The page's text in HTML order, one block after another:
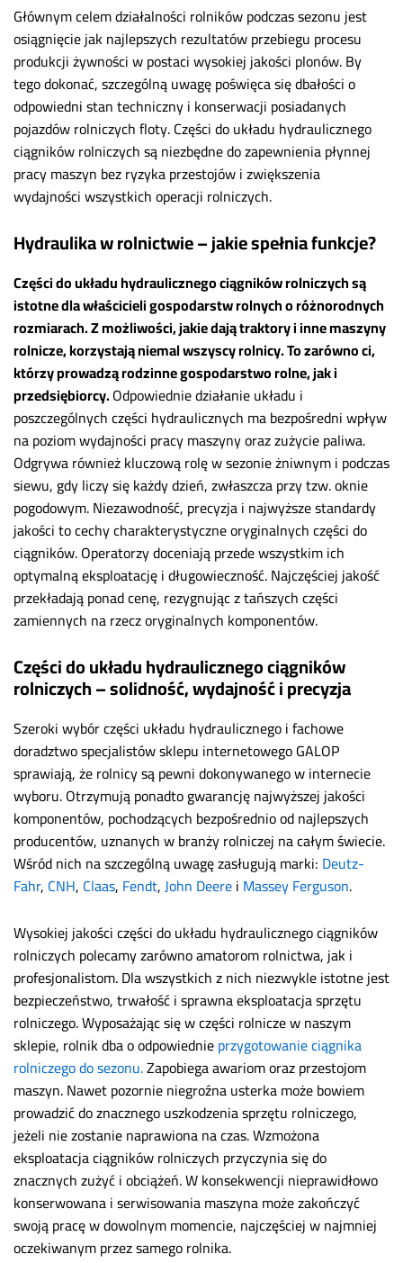
Głównym celem działalności rolników podczas sezonu jest
osiągnięcie jak najlepszych rezultatów przebiegu procesu
produkcji żywności w postaci wysokiej jakości plonów. By
tego dokonać, szczególną uwagę poświęca się dbałości o
odpowiedni stan techniczny i konserwacji posiadanych
pojazdów rolniczych floty. Części do układu hydraulicznego
ciągników rolniczych są niezbędne do zapewnienia płynnej
pracy maszyn bez ryzyka przestojów i zwiększenia
wydajności wszystkich operacji rolniczych.
Hydraulika w rolnictwie – jakie spełnia funkcje?
Części do układu hydraulicznego ciągników rolniczych są
istotne dla właścicieli gospodarstw rolnych o różnorodnych
rozmiarach. Z możliwości, jakie dają traktory i inne maszyny
rolnicze, korzystają niemal wszyscy rolnicy. To zarówno ci,
którzy prowadzą rodzinne gospodarstwo rolne, jak i
przedsiębiorcy.Odpowiednie działanie układu i
poszczególnych części hydraulicznych ma bezpośredni wpływ
na poziom wydajności pracy maszyny oraz zużycie paliwa.
Odgrywa również kluczową rolę w sezonie żniwnym i podczas
siewu, gdy liczy się każdy dzień, zwłaszcza przy tzw. oknie
pogodowym. Niezawodność, precyzja i najwyższe standardy
jakości to cechy charakterystyczne oryginalnych części do
ciągników. Operatorzy doceniają przede wszystkim ich
optymalną eksploatację i długowieczność. Najczęściej jakość
przekładają ponad cenę, rezygnując z tańszych części
zamiennych na rzecz oryginalnych komponentów.
Części do układu hydraulicznego ciągników
rolniczych – solidność, wydajność i precyzja
Szeroki wybór części układu hydraulicznego i fachowe
doradztwo specjalistów sklepu internetowego GALOP
sprawiają, że rolnicy są pewni dokonywanego w internecie
wyboru. Otrzymują ponadto gwarancję najwyższej jakości
komponentów, pochodzących bezpośrednio od najlepszych
producentów, uznanych w branży rolniczej na całym świecie.
Wśród nich na szczególną uwagę zasługują marki: Deutz-
Fahr, CNH, Claas, Fendt,John Deerei Massey Ferguson.
Wysokiej jakości części do układu hydraulicznego ciągników
rolniczych polecamy zarówno amatorom rolnictwa, jak i
profesjonalistom. Dla wszystkich z nich niezwykle istotne jest
bezpieczeństwo, trwałość i sprawna eksploatacja sprzętu
rolniczego. Wyposażając się w części rolnicze w naszym
sklepie, rolnik dba o odpowiednieprzygotowanie ciągnika
rolniczego do sezonu.Zapobiega awariom oraz przestojom
maszyn. Nawet pozornie niegroźna usterka może bowiem
prowadzić do znacznego uszkodzenia sprzętu rolniczego,
jeżeli nie zostanie naprawiona na czas. Wzmożona
eksploatacja ciągników rolniczych przyczynia się do
znacznych zużyć i obciążeń. W konsekwencji nieprawidłowo
konserwowana i serwisowania maszyna może zakończyć
swoją pracę w dowolnym momencie, najczęściej w najmniej
oczekiwanym przez samego rolnika.